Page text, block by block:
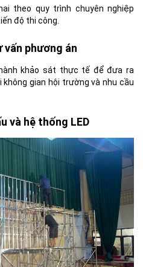
theo quy trình chuyên nghiệp
độ thi công.
phương án
khảo sát thực tế để đưa ra
gian hội trường và nhu cầu
và hệ thống LED